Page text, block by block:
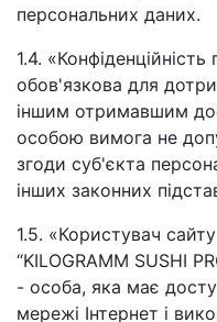
персональних даних.
1.4.
обов'язкова для
іншим отримавшим
особою вимога не
згоди суб'єкта
інших законних
1.5. «Користувач
“KILOGRAMM SUSHI
- особа, яка має
мережі Інтернет і